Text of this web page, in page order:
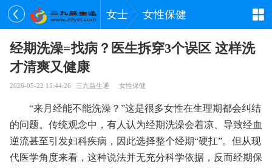
女士 女性保健
经期洗澡=找病？医生拆穿3个误区 这样洗
才清爽又健康
2026-05-22 15:44:26 三九益生通 女性保健
“来月经能不能洗澡？”这是很多女性在生理期都会纠结
的问题。传统观念中，有人认为经期洗澡会着凉、导致经血
逆流甚至引发妇科疾病，因此选择整个经期“硬扛”。但从现
代医学角度来看，这种说法并无充分科学依据，反而经期保